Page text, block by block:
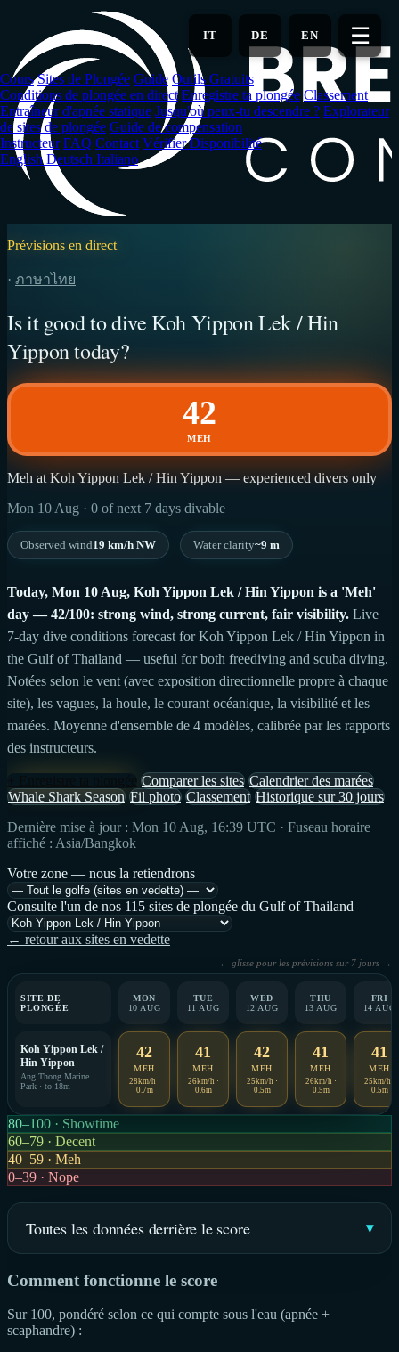
contenu
principal
EN
DE
IT ☰
Cours Sites de Plongée Guide Outils Gratuits
Conditions de plongée en direct Enregistre ta plongée Classement
Entraîneur d'apnée statique Jusqu'où peux-tu descendre ? Explorateur
de sites de plongée Guide de compensation
Instructeur FAQ Contact Vérifier Disponibilité
EnglishDeutsch Italiano
Prévisions en direct
· ภาษาไทย
Is it good to dive Koh Yippon Lek / Hin
Yippon today?
42
MEH
Meh at Koh Yippon Lek / Hin Yippon — experienced divers only
Mon 10 Aug · 0 of next 7 days divable
Observed wind19 km/h NW Water clarity~9 m
Today, Mon 10 Aug, Koh Yippon Lek / Hin Yippon is a 'Meh'
day — 42/100: strong wind, strong current, fair visibility. Live
7-day dive conditions forecast for Koh Yippon Lek / Hin Yippon in
the Gulf of Thailand — useful for both freediving and scuba diving.
Notées selon le vent (avec exposition directionnelle propre à chaque
site), les vagues, la houle, le courant océanique, la visibilité et les
marées. Moyenne d'ensemble de 4 modèles, calibrée par les rapports
des instructeurs.
Comparer les sites Calendrier des marées
Whale Shark Season Fil photo Classement Historique sur 30 jours
Dernière mise à jour : Mon 10 Aug, 16:39 UTC · Fuseau horaire
affiché : Asia/Bangkok
Votre zone — nous la retiendrons
Consulte l'un de nos 115 sites de plongée du Gulf of Thailand
← retour aux sites en vedette
← glisse pour les prévisions sur 7 jours →
SITE DE
PLONGÉE
MON
10 AUG
TUE
11 AUG
WED
12 AUG
THU
13 AUG
FRI
14 AUG
Koh Yippon Lek /
Hin Yippon
Ang Thong Marine
Park · to 18m
42
MEH
28km/h ·
0.7m
41
MEH
26km/h ·
0.6m
42
MEH
25km/h ·
0.5m
41
MEH
26km/h ·
0.5m
41
MEH
25km/h ·
0.5m
80–100 · Showtime
60–79 · Decent
40–59 · Meh
0–39 · Nope
Toutes les données derrière le score
Comment fonctionne le score
Sur 100, pondéré selon ce qui compte sous l'eau (apnée +
scaphandre) :